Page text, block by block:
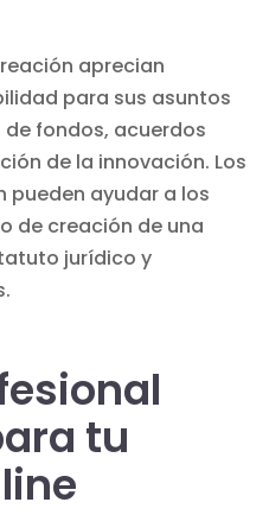
aprecian
para sus asuntos
fondos, acuerdos
de la innovación. Los
pueden ayudar a los
de creación de una
jurídico y
tu